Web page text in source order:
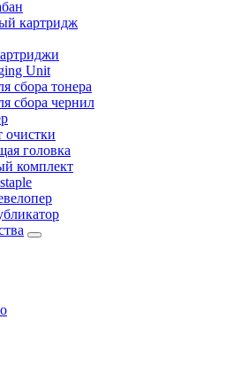
картридж
Unit
сбора тонера
сбора чернил
очистки
головка
комплект